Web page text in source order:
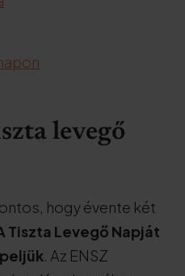
levegő
hogy évente két
Tiszta Levegő Napját
. Az ENSZ